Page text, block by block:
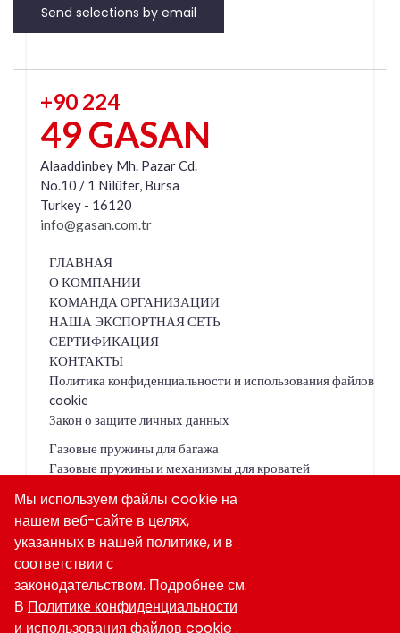
Send selections by email
+90 224
49 GASAN
Alaaddinbey Mh. Pazar Cd.
No.10 / 1 Nilüfer, Bursa
Turkey - 16120
info@gasan.com.tr
ГЛАВНАЯ
О КОМПАНИИ
КОМАНДА ОРГАНИЗАЦИИ
НАША ЭКСПОРТНАЯ СЕТЬ
СЕРТИФИКАЦИЯ
КОНТАКТЫ
Политика конфиденциальности и использования файлов
cookie
Закон о защите личных данных
Газовые пружины для багажа
Газовые пружины и механизмы для кроватей
Медицинские газовые источники
Демпферы
Запираемые газовые пружины
Амортизаторы Кабины
Мы используем файлы cookie на
нашем веб-сайте в целях,
указанных в нашей политике, и в
соответствии с
законодательством. Подробнее см.
В Политике конфиденциальности
и использования файлов cookie.